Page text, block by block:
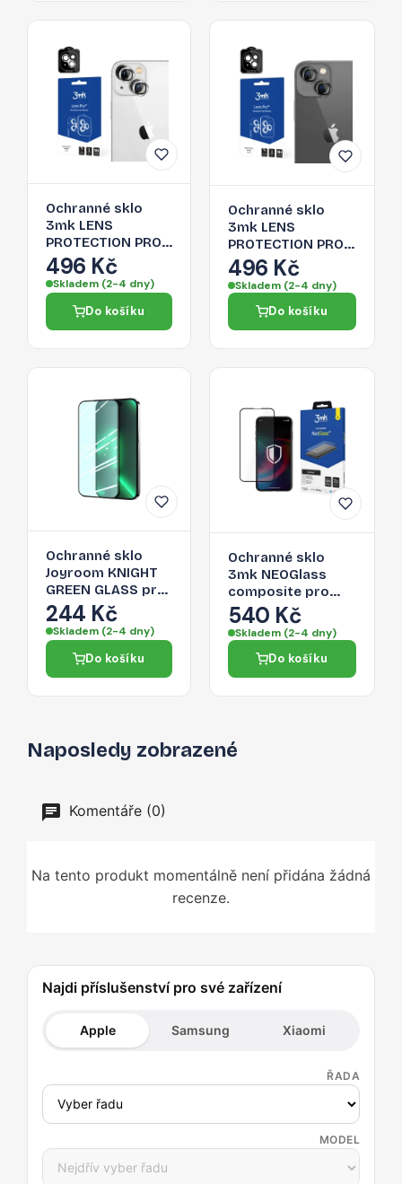
Ochranné sklo
3mk LENS
PROTECTION PRO
pro iPhone 14 Plus
- stříbrná
496 Kč
Skladem (2-4 dny)
Do košíku
Ochranné sklo
3mk LENS
PROTECTION PRO
pro iPhone 14 Plus
- šedá
496 Kč
Skladem (2-4 dny)
Do košíku
Ochranné sklo
Joyroom KNIGHT
GREEN GLASS pro
iPhone 14 Plus -
zelená
244 Kč
Skladem (2-4 dny)
Do košíku
Ochranné sklo
3mk NEOGlass
composite pro
iPhone 14 Plus -
transparentní
540 Kč
Skladem (2-4 dny)
Do košíku
Naposledy zobrazené
Komentáře (0)
Na tento produkt momentálně není přidána žádná
recenze.
Najdi příslušenství pro své zařízení
Apple Samsung Xiaomi
ŘADA
MODEL